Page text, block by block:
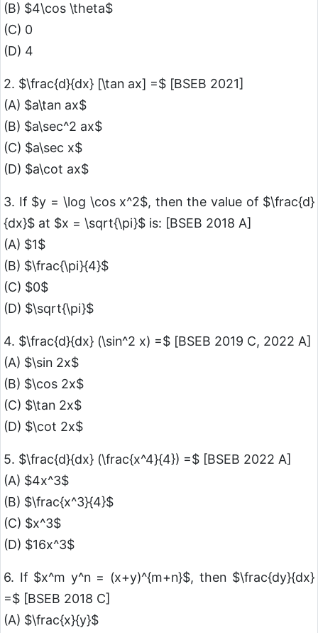
(B) $4\cos \theta$
(C) 0
(D) 4
2. $\frac{d}{dx} [\tan ax] =$ [BSEB 2021]
(A) $a\tan ax$
(B) $a\sec^2 ax$
(C) $a\sec x$
(D) $a\cot ax$
3. If $y = \log \cos x^2$, then the value of $\frac{d}
{dx}$ at $x = \sqrt{\pi}$ is: [BSEB 2018 A]
(A) $1$
(B) $\frac{\pi}{4}$
(C) $0$
(D) $\sqrt{\pi}$
4. $\frac{d}{dx} (\sin^2 x) =$ [BSEB 2019 C, 2022 A]
(A) $\sin 2x$
(B) $\cos 2x$
(C) $\tan 2x$
(D) $\cot 2x$
5. $\frac{d}{dx} (\frac{x^4}{4}) =$ [BSEB 2022 A]
(A) $4x^3$
(B) $\frac{x^3}{4}$
(C) $x^3$
(D) $16x^3$
6. If $x^m y^n = (x+y)^{m+n}$, then $\frac{dy}{dx}
=$ [BSEB 2018 C]
(A) $\frac{x}{y}$